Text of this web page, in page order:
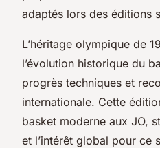
adaptés lors des éditions
L’héritage olympique de
l’évolution historique du
progrès techniques et
internationale. Cette
basket moderne aux JO,
et l’intérêt global pour ce